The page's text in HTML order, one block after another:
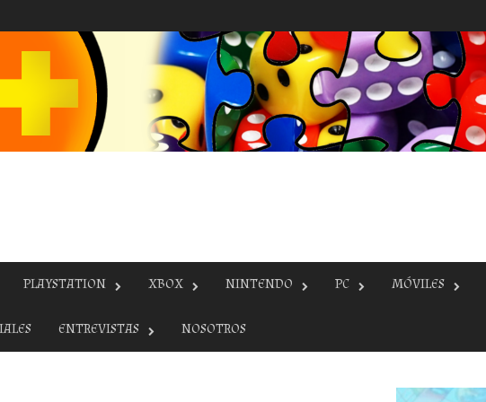
PLAYSTATION XBOX NINTENDO PC MÓVILES
ENTREVISTAS NOSOTROS